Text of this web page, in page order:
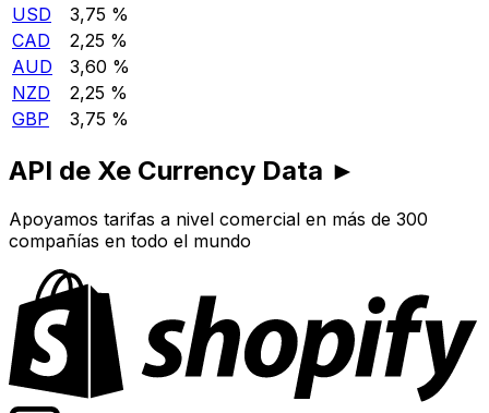
USD
3,75 %
CAD
2,25 %
AUD
3,60 %
NZD
2,25 %
GBP
3,75 %
API de Xe Currency Data ►
Apoyamos tarifas a nivel comercial en más de 300
compañías en todo el mundo